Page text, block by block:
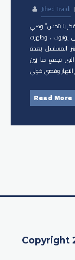
Jihed Traidi
يا بتحس” وهي
يوتيوب . وظهرت
المسلسل بعدة
تجمع ما بين
Read More
Copyright